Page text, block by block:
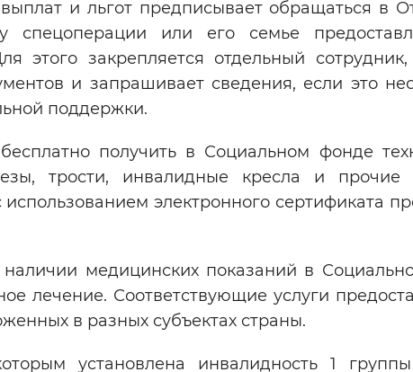
и льгот предписывает обращаться в
спецоперации или его семье
этого закрепляется отдельный
и запрашивает сведения, если это
поддержки.
получить в Социальном фонде
трости, инвалидные кресла и прочие
электронного сертификата
медицинских показаний в
лечение. Соответствующие услуги
в разных субъектах страны.
установлена инвалидность 1